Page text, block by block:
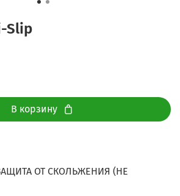
Slip
В корзину
ОТ СКОЛЬЖЕНИЯ (НЕ